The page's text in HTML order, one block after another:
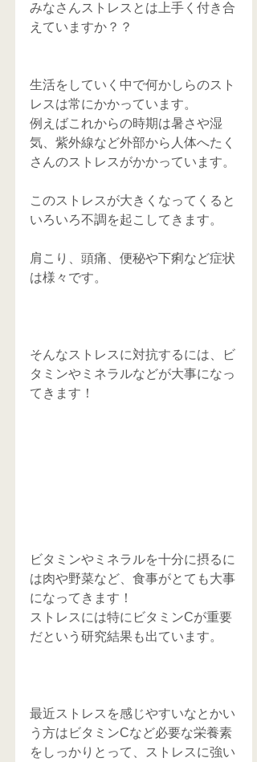
みなさんストレスとは上手く付き合
えていますか？？
生活をしていく中で何かしらのスト
レスは常にかかっています。
例えばこれからの時期は暑さや湿
気、紫外線など外部から人体へたく
さんのストレスがかかっています。
このストレスが大きくなってくると
いろいろ不調を起こしてきます。
肩こり、頭痛、便秘や下痢など症状
は様々です。
そんなストレスに対抗するには、ビ
タミンやミネラルなどが大事になっ
てきます！
ビタミンやミネラルを十分に摂るに
は肉や野菜など、食事がとても大事
になってきます！
ストレスには特にビタミンCが重要
だという研究結果も出ています。
最近ストレスを感じやすいなとかい
う方はビタミンCなど必要な栄養素
をしっかりとって、ストレスに強い